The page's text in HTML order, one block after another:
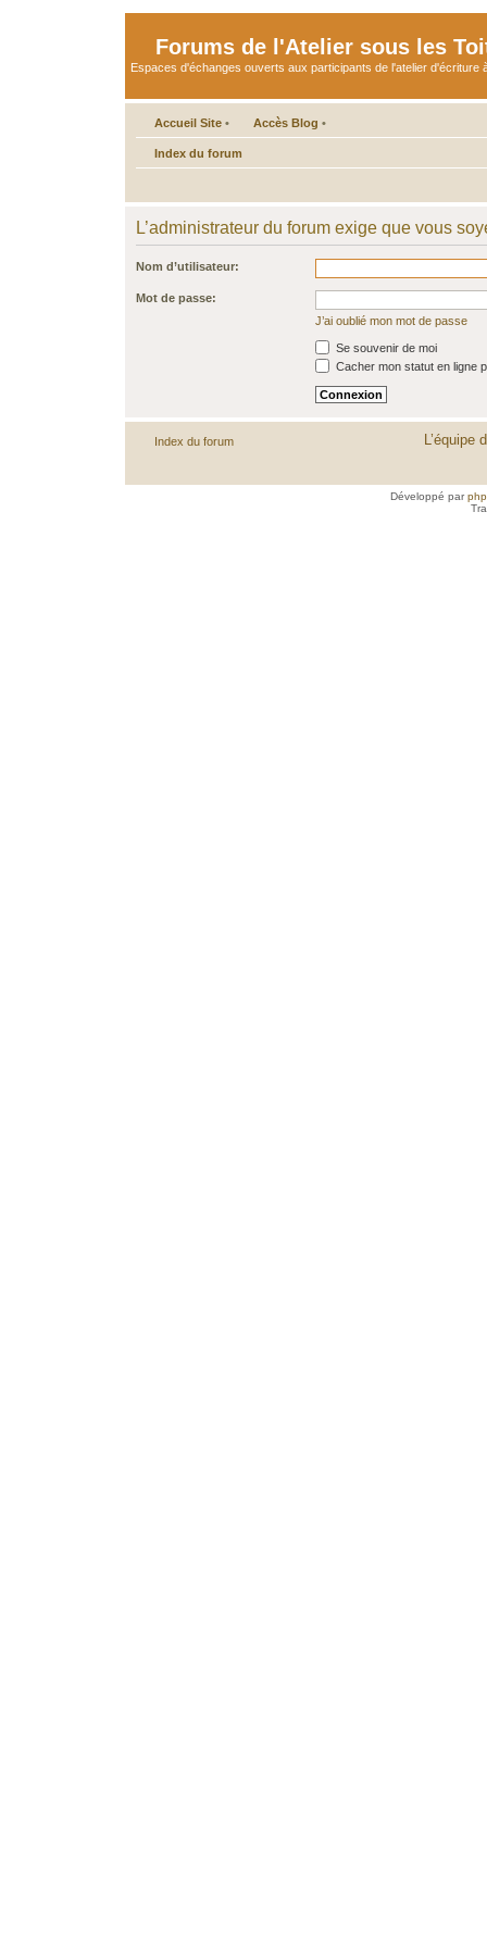
Forums de l'Atelier sous les
Espaces d'échanges ouverts aux participants de l'atelier d'écriture
Accueil Site • Accès Blog •
Index du forum
L’administrateur du forum exige que vous
Nom d’utilisateur:
Mot de passe:
J’ai oublié mon mot de passe
Se souvenir de moi
Cacher mon statut en ligne
Index du forum L’équipe
Développé par